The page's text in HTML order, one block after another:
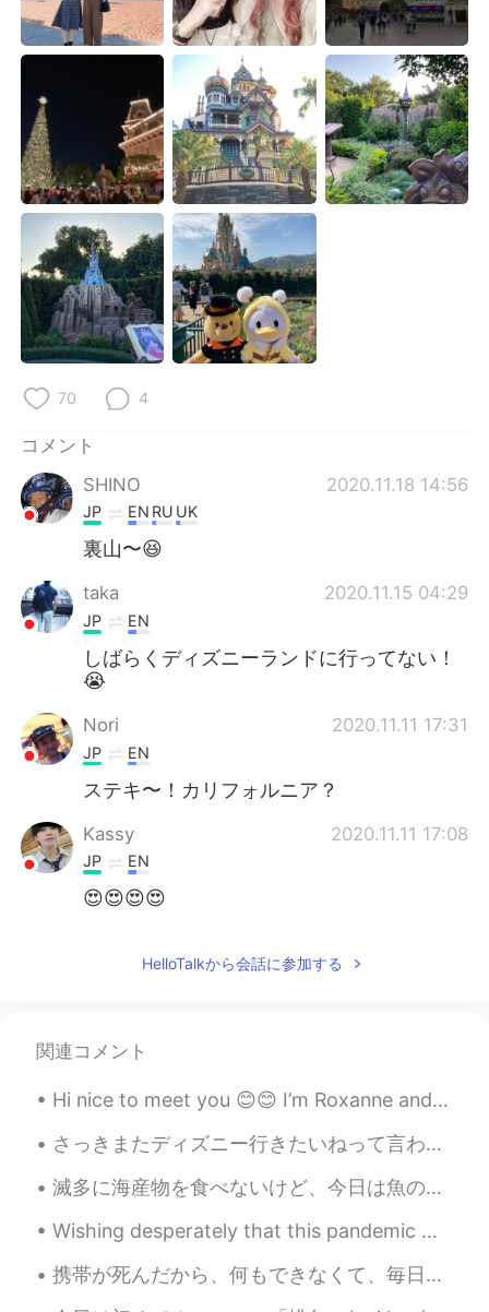
Türkçe Tiếng Việt
70 4
コメント
SHINO
2020.11.18 14:56
JP EN RU UK
裏山〜😆
taka 2020.11.15 04:29
JP EN
しばらくディズニーランドに行ってない！
😭
Nori 2020.11.11 17:31
JP EN
ステキ〜！カリフォルニア？
Kassy 2020.11.11 17:08
JP EN
😍😍😍😍
HelloTalkから会話に参加する
関連コメント
Hi nice to meet you 😊😊 I’m Roxanne and here’s how to pronounce it It’s a nickname and I came acr...
さっきまたディズニー行きたいねって言われたけど、いつまた会えるかどうか全然わからないし、本当に悲しい…仕事が影響されるだけじゃなくて、このウイルスで離れちゃう人もたくさんいるよね😞 遠距離恋愛は...
滅多に海産物を食べないけど、今日は魚の居酒屋に行きました〜店員が新鮮な魚を持ってきて、選ばせてくれた！焼きたての魚がふわふわで美味しかった！ホテルもでかいし、新鮮だから、甘かった！でもやっぱりだ...
Wishing desperately that this pandemic would end so we can hit the road again, but that doesn't m...
携帯が死んだから、何もできなくて、毎日投稿してたイラストもしなかった😫😫 何も順調に行かないから、徹夜して色々考えていて、結局悪夢三つも見た…ストレス溜まりすぎたー！ ストレスを感じる時は、やっ...